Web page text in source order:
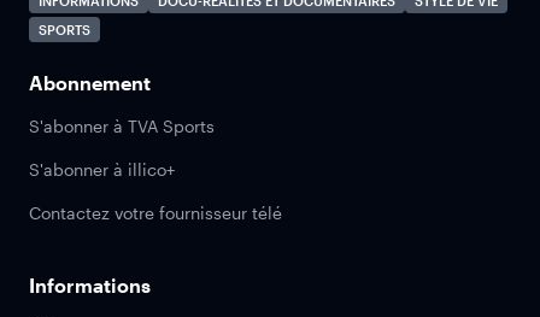
SPORTS
Abonnement
S'abonner à TVA Sports
S'abonner à illico+
Contactez votre fournisseur télé
Informations